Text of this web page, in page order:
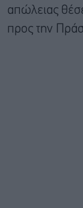
απώλειας
προς την